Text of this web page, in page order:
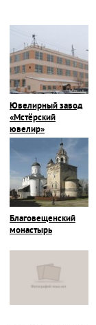
Ювелирный завод
«Мстёрский
ювелир»
Благовещенский
монастырь